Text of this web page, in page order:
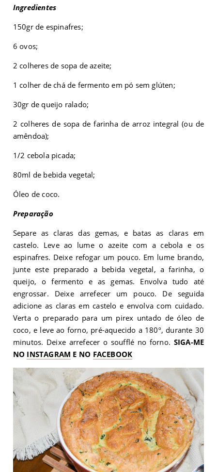
Ingredientes
150gr de espinafres;
6 ovos;
2 colheres de sopa de azeite;
1 colher de chá de fermento em pó sem glúten;
30gr de queijo ralado;
2 colheres de sopa de farinha de arroz integral (ou de
amêndoa);
1/2 cebola picada;
80ml de bebida vegetal;
Óleo de coco.
Preparação
Separe as claras das gemas, e batas as claras em
castelo. Leve ao lume o azeite com a cebola e os
espinafres. Deixe refogar um pouco. Em lume brando,
junte este preparado a bebida vegetal, a farinha, o
queijo, o fermento e as gemas. Envolva tudo até
engrossar. Deixe arrefecer um pouco. De seguida
adicione as claras em castelo e envolva com cuidado.
Verta o preparado para um pirex untado de óleo de
coco, e leve ao forno, pré-aquecido a 180º, durante 30
minutos. Deixe arrefecer o soufflé no forno. SIGA-ME
NO INSTAGRAM E NO FACEBOOK